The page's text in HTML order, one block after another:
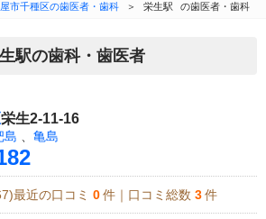
市千種区の歯医者・歯科 ＞ 栄生駅 の歯医者・歯科
駅の歯科・歯医者
栄生2-11-16
島 亀島
最近の口コミ 0 件｜口コミ総数 3 件